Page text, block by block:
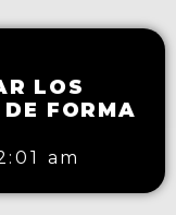
LOS
FORMA
am